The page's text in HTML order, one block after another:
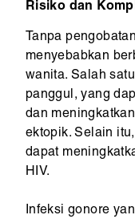
Risiko dan
Tanpa
menyebabkan
wanita. Salah
panggul, yang
dan
ektopik. Selain
dapat
HIV.
Infeksi gonore